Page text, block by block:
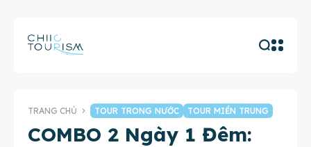
TRANG CHỦ TOUR TRONG NƯỚC TOUR MIỀN TRUNG
COMBO 2 Ngày 1 Đêm: